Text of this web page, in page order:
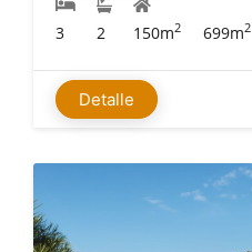
3 2 150m2 699m2
Detalle